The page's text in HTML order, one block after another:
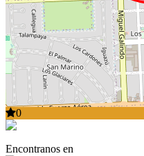
0
Encontranos en